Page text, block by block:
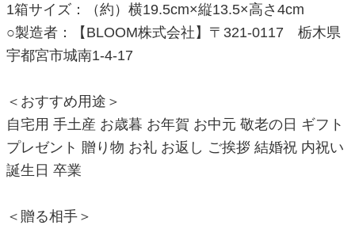
1箱サイズ：（約）横19.5cm×縦13.5×高さ4cm
○製造者：【BLOOM株式会社】〒321-0117 栃木県
宇都宮市城南1-4-17
＜おすすめ用途＞
自宅用 手土産 お歳暮 お年賀 お中元 敬老の日 ギフト
プレゼント 贈り物 お礼 お返し ご挨拶 結婚祝 内祝い
誕生日 卒業
＜贈る相手＞